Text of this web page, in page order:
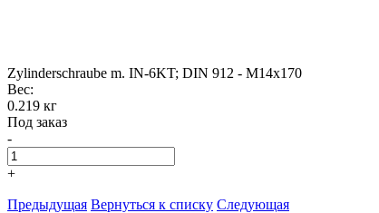
Zylinderschraube m. IN-6KT; DIN 912 - M14x170
Вес:
0.219 кг
Под заказ
-
+
Предыдущая Вернуться к списку Следующая